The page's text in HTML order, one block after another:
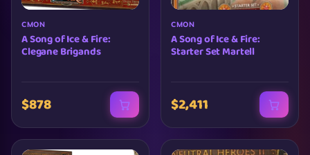
CMON
A Song of Ice & Fire:
Clegane Brigands
$878
CMON
A Song of Ice & Fire:
Starter Set Martell
$2,411